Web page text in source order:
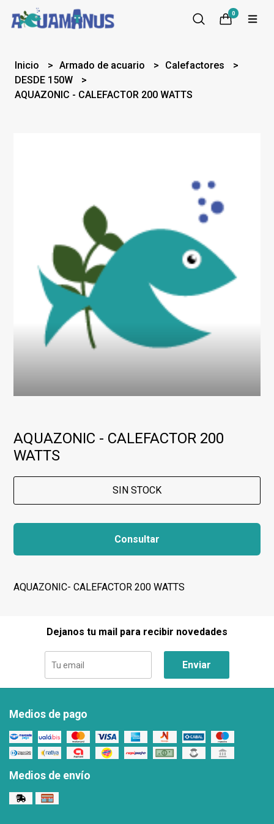
0
Inicio Armado de acuario
Calefactores
DESDE 150W
AQUAZONIC - CALEFACTOR 200 WATTS
AQUAZONIC - CALEFACTOR 200
WATTS
SIN STOCK
Consultar
AQUAZONIC- CALEFACTOR 200 WATTS
Dejanos tu mail para recibir novedades
Enviar
Medios de pago
Medios de envío